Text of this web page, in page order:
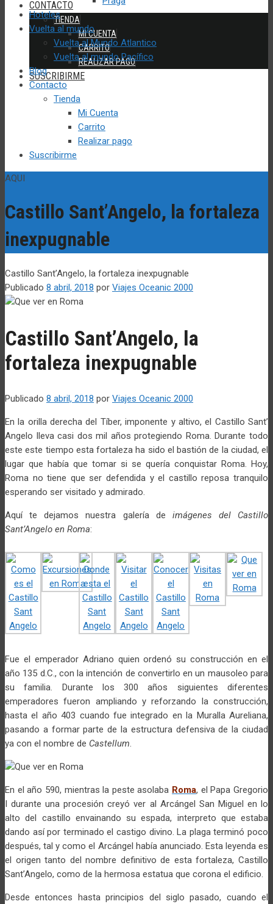
CONTACTO
TIENDA
MI CUENTA
CARRITO
REALIZAR PAGO
SUSCRIBIRME
Hoteles
Vuelta al mundo
Vuelta al Mundo Atlantico
Vuelta al mundo Pacífico
Blog
Contacto
Tienda
Mi Cuenta
Carrito
Realizar pago
Suscribirme
AQUI
Castillo Sant’Angelo, la fortaleza
inexpugnable
Castillo Sant’Angelo, la fortaleza inexpugnable
Publicado 8 abril, 2018 por Viajes Oceanic 2000
Castillo Sant’Angelo, la
fortaleza inexpugnable
Publicado 8 abril, 2018 por Viajes Oceanic 2000
En la orilla derecha del Tíber, imponente y altivo, el Castillo Sant’
Angelo lleva casi dos mil años protegiendo Roma. Durante todo
este este tiempo esta fortaleza ha sido el bastión de la ciudad, el
lugar que había que tomar si se quería conquistar Roma. Hoy,
Roma no tiene que ser defendida y el castillo reposa tranquilo
esperando ser visitado y admirado.
Aquí te dejamos nuestra galería de imágenes del Castillo
Sant’Angelo en Roma:
Fue el emperador Adriano quien ordenó su construcción en el
año 135 d.C., con la intención de convertirlo en un mausoleo para
su familia. Durante los 300 años siguientes diferentes
emperadores fueron ampliando y reforzando la construcción,
hasta el año 403 cuando fue integrado en la Muralla Aureliana,
pasando a formar parte de la estructura defensiva de la ciudad
ya con el nombre de Castellum.
En el año 590, mientras la peste asolaba Roma, el Papa Gregorio
I durante una procesión creyó ver al Arcángel San Miguel en lo
alto del castillo envainando su espada, interpreto que estaba
dando así por terminado el castigo divino. La plaga terminó poco
después, tal y como el Arcángel había anunciado. Esta leyenda es
el origen tanto del nombre definitivo de esta fortaleza, Castillo
Sant’Angelo, como de la hermosa estatua que corona el edificio.
Desde entonces hasta principios del siglo pasado, cuando el